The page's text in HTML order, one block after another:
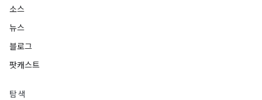
소스
뉴스
블로그
팟캐스트
탐색